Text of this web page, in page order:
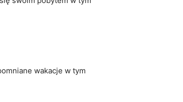
wakacje w tym